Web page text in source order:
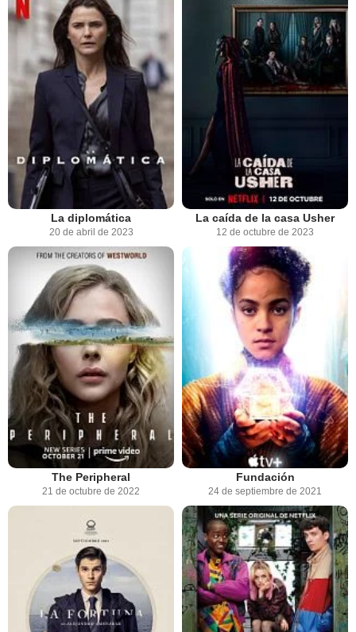
La diplomática
20 de abril de 2023
La caída de la casa Usher
12 de octubre de 2023
The Peripheral
21 de octubre de 2022
Fundación
24 de septiembre de 2021